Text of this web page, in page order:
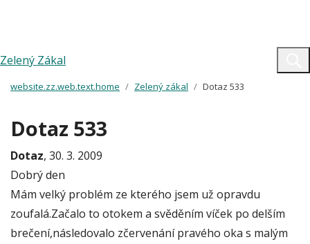
Zelený Zákal
website.zz.web.text.home Zelený zákal Dotaz 533
Dotaz 533
Dotaz, 30. 3. 2009
Dobrý den
Mám velký problém ze kterého jsem už opravdu
zoufalá.Začalo to otokem a svěděním víček po delším
brečení,následovalo zčervenání pravého oka s malým